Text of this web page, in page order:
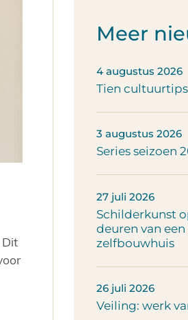
Meer
4 augustus 2026
Tien
3 augustus 2026
Series seizoen
27 juli 2026
Schilderkunst
deuren van
zelfbouwhuis
26 juli 2026
Veiling: werk